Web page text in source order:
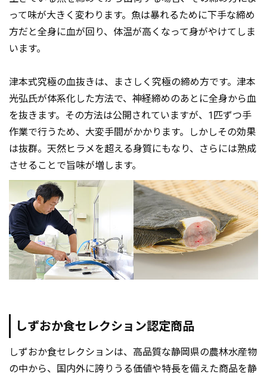
って味が大きく変わります。魚は暴れるために下手な締め
方だと全身に血が回り、体温が高くなって身がやけてしま
います。
津本式究極の血抜きは、まさしく究極の締め方です。津本
光弘氏が体系化した方法で、神経締めのあとに全身から血
を抜きます。その方法は公開されていますが、1匹ずつ手
作業で行うため、大変手間がかかります。しかしその効果
は抜群。天然ヒラメを超える身質にもなり、さらには熟成
させることで旨味が増します。
しずおか食セレクション認定商品
しずおか食セレクションは、高品質な静岡県の農林水産物
の中から、国内外に誇りうる価値や特長を備えた商品を静